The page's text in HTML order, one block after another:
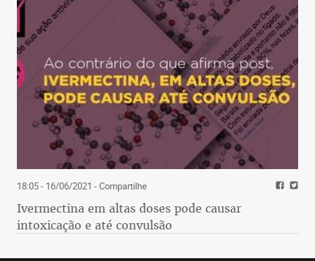
18:05 - 16/06/2021 - Compartilhe
Ivermectina em altas doses pode causar
intoxicação e até convulsão